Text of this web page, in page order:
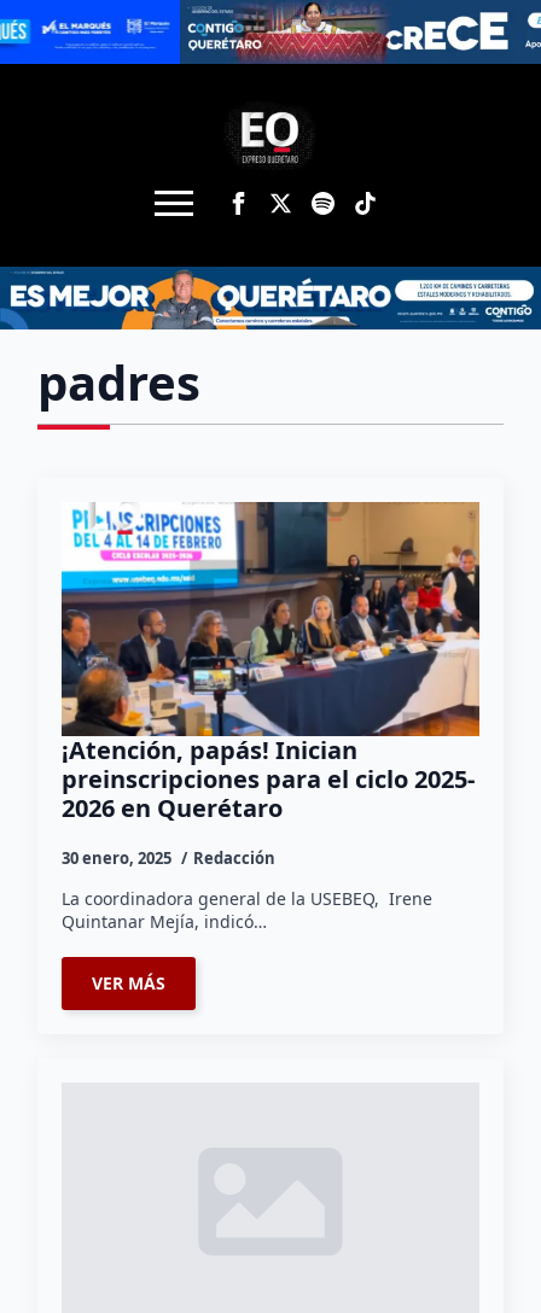
padres
¡Atención, papás! Inician
preinscripciones para el ciclo 2025-
2026 en Querétaro
30 enero, 2025 Redacción
La coordinadora general de la USEBEQ, Irene
Quintanar Mejía, indicó…
VER MÁS